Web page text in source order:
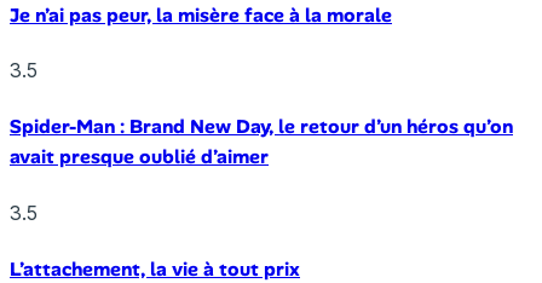
Je n’ai pas peur, la misère face à la morale
3.5
Spider-Man : Brand New Day, le retour d’un héros qu’on
avait presque oublié d’aimer
3.5
L’attachement, la vie à tout prix